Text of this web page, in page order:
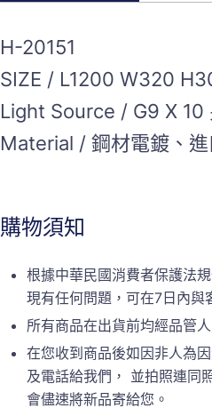
H-20151
SIZE / L1200 W320
Light Source / G9 X 10
Material / 鋼材電鍍、
購物須知
根據中華民國消費者保護法
現有任何問題，可在7日內與
所有商品在出貨前均經品管
在您收到商品後如因非人為
及電話給我們， 並拍照連同
會儘速將新品寄給您。